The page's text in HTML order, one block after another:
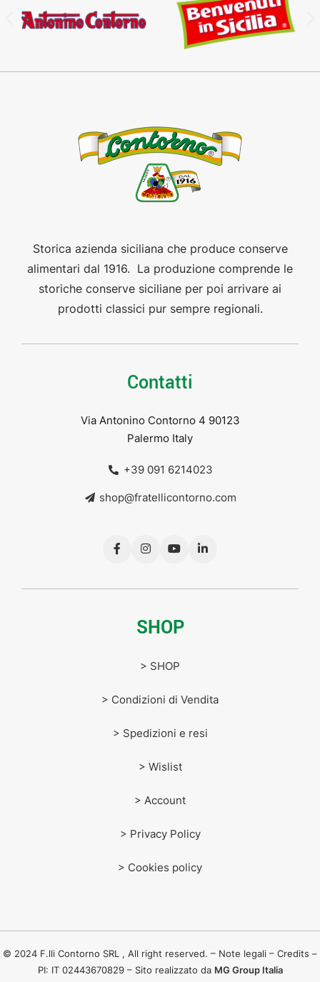
Storica azienda siciliana che produce conserve
alimentari dal 1916. La produzione comprende le
storiche conserve siciliane per poi arrivare ai
prodotti classici pur sempre regionali.
Contatti
Via Antonino Contorno 4 90123
Palermo Italy
+39 091 6214023
shop@fratellicontorno.com
SHOP
> SHOP
> Condizioni di Vendita
> Spedizioni e resi
> Wislist
> Account
> Privacy Policy
> Cookies policy
© 2024 F.lli Contorno SRL , All right reserved. – Note legali – Credits –
PI: IT 02443670829 – Sito realizzato da MG Group Italia